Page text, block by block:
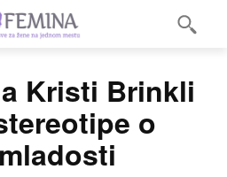
Kristi Brinkli
o